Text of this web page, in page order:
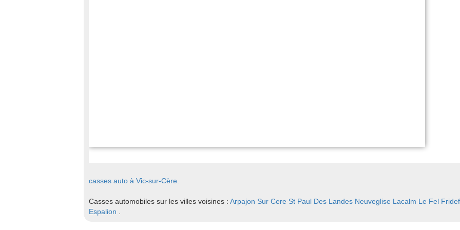
casses auto à Vic-sur-Cère
Casses automobiles sur les villes voisines : Arpajon Sur Cere St Paul Des Landes Neuveglise Lacalm Le Fel
Espalion